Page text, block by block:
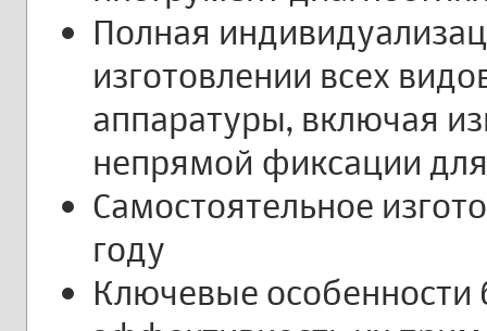
Полная
изготовлении всех
аппаратуры, включая
непрямой фиксации
Самостоятельное
году
Ключевые особенности